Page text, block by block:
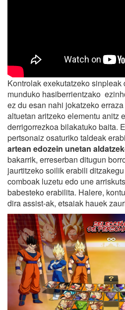
Kontrolak exekutatzeko sinpleak
munduko hasiberrientzako
ez du esan nahi jokatzeko
altuetan aritzeko elementu anitz
derrigorrezkoa bilakatuko baita.
pertsonaiz osaturiko taldeak
artean edozein unetan
bakarrik, erreserban ditugun
jaurtitzeko soilik erabili
comboak luzetu edo une
babesteko erabilita. Halere,
dira assist-ak, etsaiak hauek